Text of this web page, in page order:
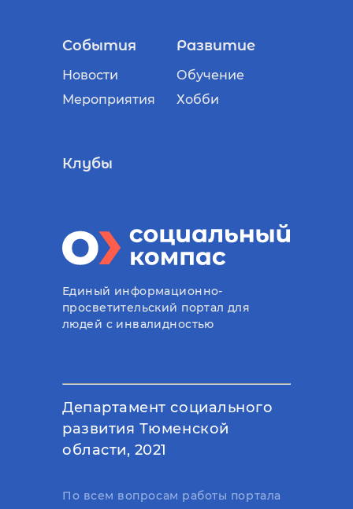
События
Новости
Мероприятия
Развитие
Обучение
Хобби
Клубы
Единый информационно-
просветительский портал для
людей с инвалидностью
Департамент социального
развития Тюменской
области, 2021
По всем вопросам работы портала